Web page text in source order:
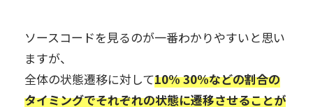
ソースコードを見るのが一番わかりやすいと思い
ますが、
全体の状態遷移に対して10% 30%などの割合の
タイミングでそれぞれの状態に遷移させることが